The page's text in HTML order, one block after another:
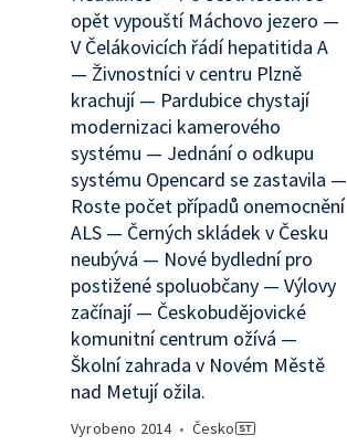
opět vypouští Máchovo jezero —
V Čelákovicích řádí hepatitida A
— Živnostníci v centru Plzně
krachují — Pardubice chystají
modernizaci kamerového
systému — Jednání o odkupu
systému Opencard se zastavila —
Roste počet případů onemocnění
ALS — Černých skládek v Česku
neubývá — Nové bydlední pro
postižené spoluobčany — Výlovy
začínají — Českobudějovické
komunitní centrum ožívá —
Školní zahrada v Novém Městě
nad Metují ožila.
Vyrobeno 2014• Česko